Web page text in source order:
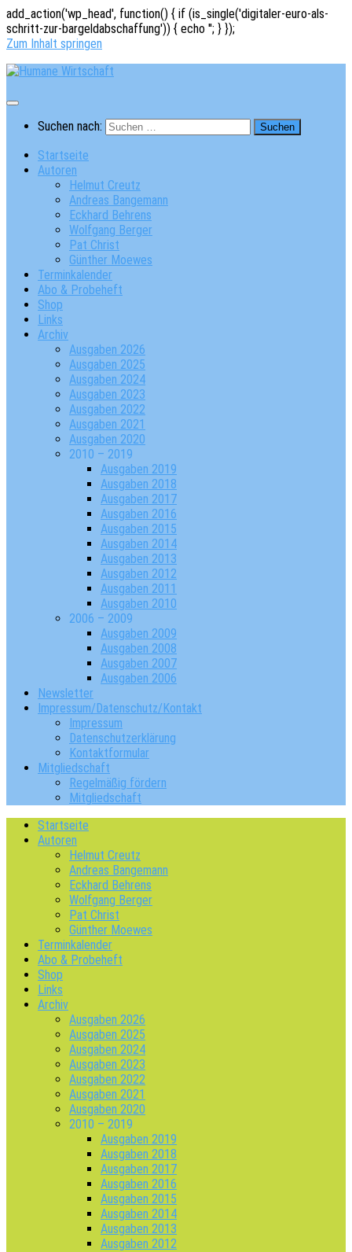
add_action('wp_head', function() { if (is_single('digitaler-euro-als-
schritt-zur-bargeldabschaffung')) { echo ''; } });
Zum Inhalt springen
Suchen nach:
Startseite
Autoren
Helmut Creutz
Andreas Bangemann
Eckhard Behrens
Wolfgang Berger
Pat Christ
Günther Moewes
Terminkalender
Abo & Probeheft
Shop
Links
Archiv
Ausgaben 2026
Ausgaben 2025
Ausgaben 2024
Ausgaben 2023
Ausgaben 2022
Ausgaben 2021
Ausgaben 2020
2010 – 2019
Ausgaben 2019
Ausgaben 2018
Ausgaben 2017
Ausgaben 2016
Ausgaben 2015
Ausgaben 2014
Ausgaben 2013
Ausgaben 2012
Ausgaben 2011
Ausgaben 2010
2006 – 2009
Ausgaben 2009
Ausgaben 2008
Ausgaben 2007
Ausgaben 2006
Newsletter
Impressum/Datenschutz/Kontakt
Impressum
Datenschutzerklärung
Kontaktformular
Mitgliedschaft
Regelmäßig fördern
Mitgliedschaft
Startseite
Autoren
Helmut Creutz
Andreas Bangemann
Eckhard Behrens
Wolfgang Berger
Pat Christ
Günther Moewes
Terminkalender
Abo & Probeheft
Shop
Links
Archiv
Ausgaben 2026
Ausgaben 2025
Ausgaben 2024
Ausgaben 2023
Ausgaben 2022
Ausgaben 2021
Ausgaben 2020
2010 – 2019
Ausgaben 2019
Ausgaben 2018
Ausgaben 2017
Ausgaben 2016
Ausgaben 2015
Ausgaben 2014
Ausgaben 2013
Ausgaben 2012